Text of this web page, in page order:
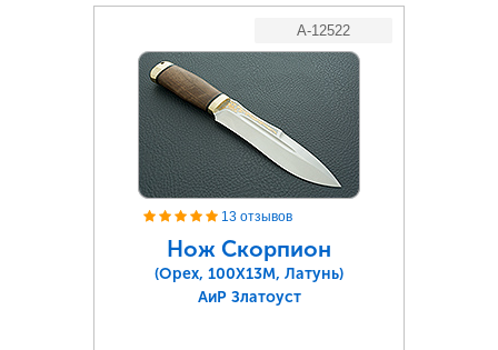
A-12522
13 отзывов
Нож Скорпион
(Орех, 100Х13М, Латунь)
АиР Златоуст